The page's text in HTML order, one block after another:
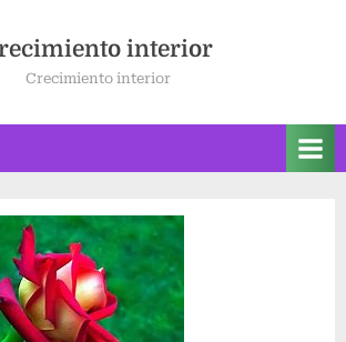
interior
Crecimiento interior